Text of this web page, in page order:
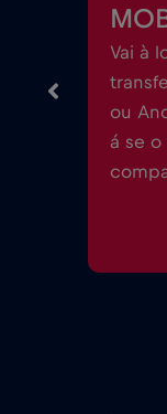
Vai à
ou
á se